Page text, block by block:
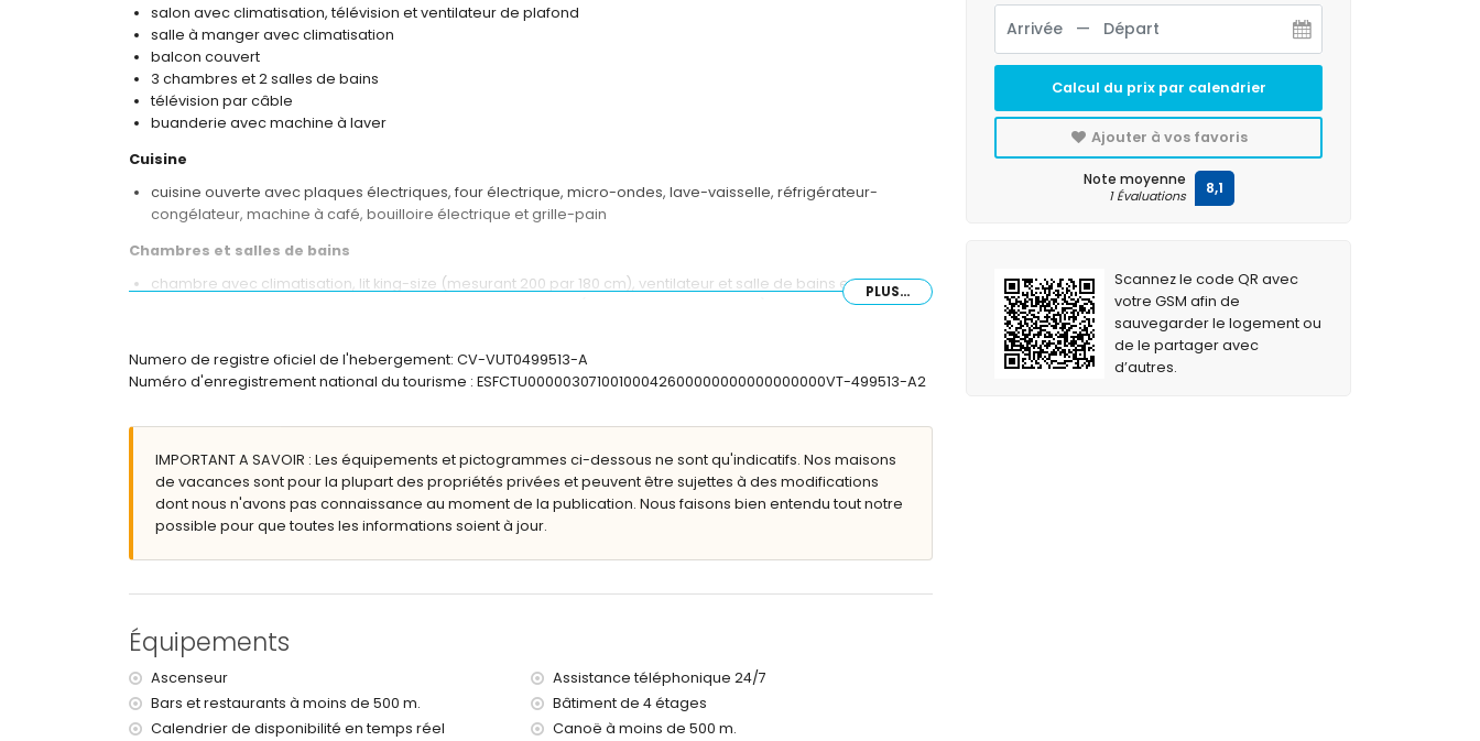
salon avec climatisation, télévision et ventilateur de plafond
salle à manger avec climatisation
balcon couvert
3 chambres et 2 salles de bains
télévision par câble
buanderie avec machine à laver
Cuisine
cuisine ouverte avec plaques électriques, four électrique, micro-ondes, lave-vaisselle, réfrigérateur-
congélateur, machine à café, bouilloire électrique et grille-pain
Chambres et salles de bains
chambre avec climatisation, lit king-size (mesurant 200 par 180 cm), ventilateur et salle de bains en suite
2 chambres avec climatisation, chacune avec 2 lits simples (mesurant 200 par 90 cm) et ventilateur
salle de bains avec lavabo simple, douche et toilettes
Extérieur de l'appartement
piscine pour enfants
jardin commun avec pelouse
terrasse couverte
douche extérieure
le cours d'eau ou rive le plus proche : la mer Méditerranée (à moins de 500 mètres de l'appartement)
plage la plus proche : plage de l'Arenal (à moins de 500 mètres de l'appartement)
port le plus proche : Puerto de Jávea (à moins de 3 kilomètres de l'appartement)
aéroport le plus proche : Alicante (à moins de 100 kilomètres de l'appartement)
deuxième aéroport le plus proche : Valence (à moins de 100 kilomètres de l'appartement)
PLUS...
Numero de registre oficiel de l'hebergement: CV-VUT0499513-A
Numéro d'enregistrement national du tourisme : ESFCTU00000307100100042600000000000000000VT-499513-A2
IMPORTANT A SAVOIR : Les équipements et pictogrammes ci-dessous ne sont qu'indicatifs. Nos maisons
de vacances sont pour la plupart des propriétés privées et peuvent être sujettes à des modifications
dont nous n'avons pas connaissance au moment de la publication. Nous faisons bien entendu tout notre
possible pour que toutes les informations soient à jour.
Équipements
Ascenseur
Assistance téléphonique 24/7
Bars et restaurants à moins de 500 m.
Bâtiment de 4 étages
Calendrier de disponibilité en temps réel
Canoë à moins de 500 m.
Calcul du prix par calendrier
Ajouter à vos favoris
Note moyenne
1 Évaluations 8,1
Scannez le code QR avec
votre GSM afin de
sauvegarder le logement ou
de le partager avec
d’autres.